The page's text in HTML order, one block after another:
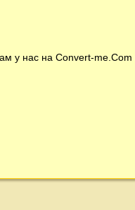
у нас на Convert-me.Com